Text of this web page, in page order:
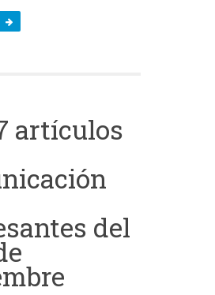
artículos
del